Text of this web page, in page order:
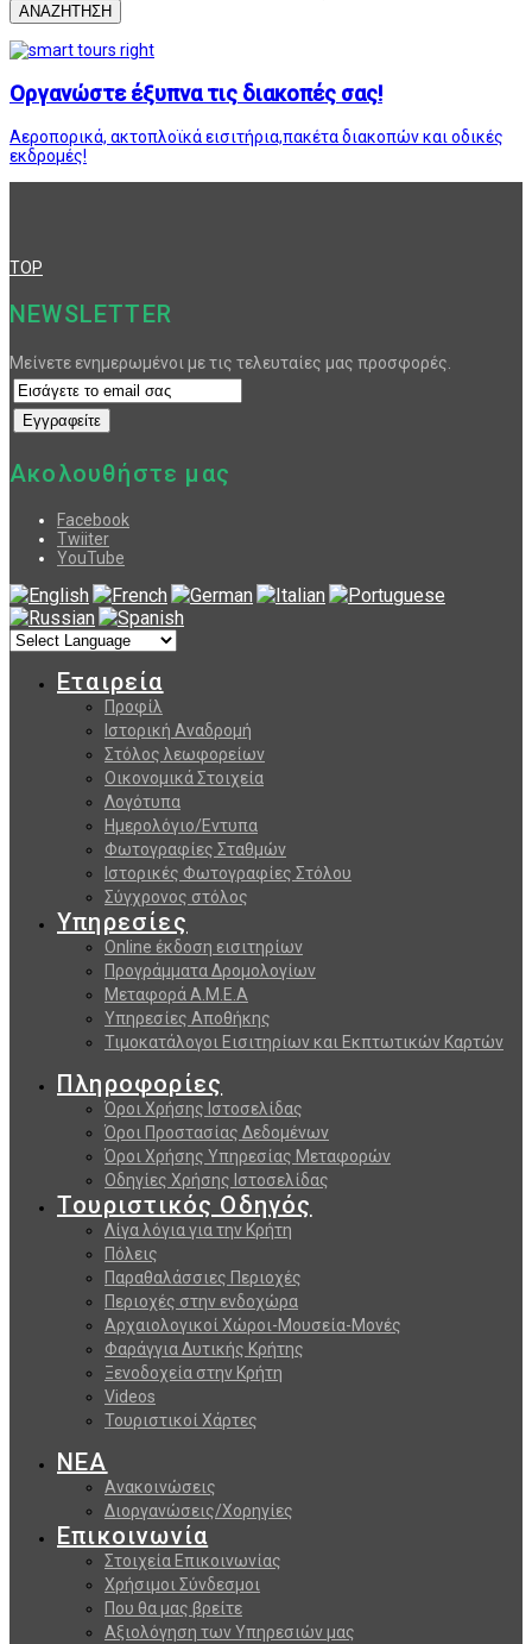
ΑΝΑΖΗΤΗΣΗ
Οργανώστε έξυπνα τις διακοπές σας!
Αεροπορικά, ακτοπλοϊκά εισιτήρια,πακέτα διακοπών και οδικές
εκδρομές!
TOP
NEWSLETTER
Μείνετε ενημερωμένοι με τις τελευταίες μας προσφορές.
Ακολουθήστε μας
Facebook
Twiiter
YouTube
Εταιρεία
Προφίλ
Ιστορική Αναδρομή
Στόλος λεωφορείων
Οικονομικά Στοιχεία
Λογότυπα
Ημερολόγιο/Εντυπα
Φωτογραφίες Σταθμών
Ιστορικές Φωτογραφίες Στόλου
Σύγχρονος στόλος
Υπηρεσίες
Online έκδοση εισιτηρίων
Προγράμματα Δρομολογίων
Μεταφορά Α.Μ.Ε.Α
Υπηρεσίες Αποθήκης
Τιμοκατάλογοι Εισιτηρίων και Εκπτωτικών Καρτών
Πληροφορίες
Όροι Χρήσης Ιστοσελίδας
Όροι Προστασίας Δεδομένων
Όροι Χρήσης Υπηρεσίας Μεταφορών
Οδηγίες Χρήσης Ιστοσελίδας
Τουριστικός Οδηγός
Λίγα λόγια για την Κρήτη
Πόλεις
Παραθαλάσσιες Περιοχές
Περιοχές στην ενδοχώρα
Αρχαιολογικοί Χώροι-Μουσεία-Μονές
Φαράγγια Δυτικής Κρήτης
Ξενοδοχεία στην Κρήτη
Videos
Τουριστικοί Χάρτες
ΝΕΑ
Ανακοινώσεις
Διοργανώσεις/Χορηγίες
Επικοινωνία
Στοιχεία Επικοινωνίας
Χρήσιμοι Σύνδεσμοι
Που θα μας βρείτε
Αξιολόγηση των Υπηρεσιών μας